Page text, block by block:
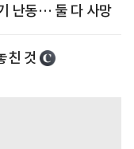
난동… 둘 다 사망
친 것